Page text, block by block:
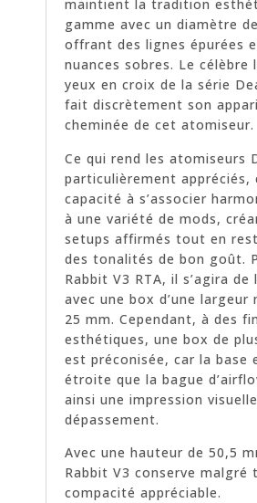
maintient la tradition
gamme avec un diamètre
offrant des lignes épurées
nuances sobres. Le célèbre
yeux en croix de la série
fait discrètement son
cheminée de cet atomiseur.
Ce qui rend les atomiseurs
particulièrement appréciés,
capacité à s’associer
à une variété de mods,
setups affirmés tout en
des tonalités de bon goût.
Rabbit V3 RTA, il s’agira de
avec une box d’une largeur
25 mm. Cependant, à des
esthétiques, une box de
est préconisée, car la base
étroite que la bague
ainsi une impression
dépassement.
Avec une hauteur de 50,5
Rabbit V3 conserve malgré
compacité appréciable.